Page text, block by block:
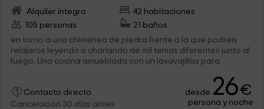
Alquiler íntegro
42 habitaciones
105 personas
21 baños
en torno a una chimenea de piedra frente a la que podréis
relajaros leyendo o charlando de mil temas diferentes junto al
fuego. Una cocina amueblada con un lavavajillas para
Contacto directo
Cancelación 30 días antes
desde 26€
persona y noche